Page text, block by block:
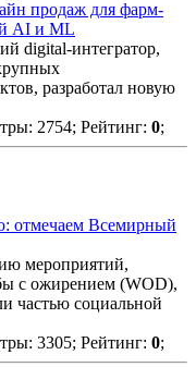
продаж для фарм-
AI и ML
digital-интегратор,
разработал новую
2754; Рейтинг: 0;
отмечаем Всемирный
мероприятий,
с ожирением (WOD),
частью социальной
3305; Рейтинг: 0;